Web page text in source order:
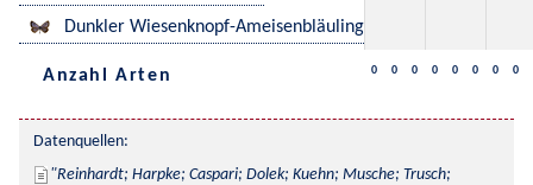
Dunkler Wiesenknopf-Ameisenbläuling
Anzahl Arten 0 0 0 0 0 0 0 0
Datenquellen:
Reinhardt; Harpke; Caspari; Dolek; Kuehn; Musche; Trusch;